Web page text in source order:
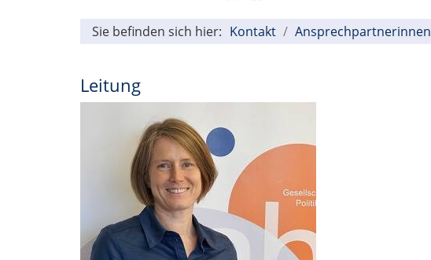
Sie befinden sich hier: Kontakt Ansprechpartnerinnen
Leitung